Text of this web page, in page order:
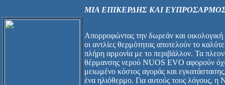
ΜΙΑ ΕΠΙΚΕΡΔΗΣ ΚΑΙ
Απορροφώντας την δωρεάν και
οι αντλίες θερμότητας αποτελούν το
πλήρη αρμονία με το περιβάλλον. Τα
θέρμανσης νερού NUOS EVO αφορούν
μειωμένο κόστος αγοράς και
ένα ηλιόθερμο. Για αυτούς τους λόγους,